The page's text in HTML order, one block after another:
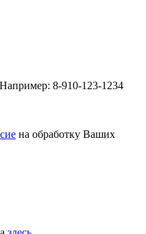
8-910-123-1234
на обработку Ваших